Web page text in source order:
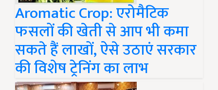
Aromatic Crop: एरोमैटिक
फसलों की खेती से आप भी कमा
सकते हैं लाखों, ऐसे उठाएं सरकार
की विशेष ट्रेनिंग का लाभ